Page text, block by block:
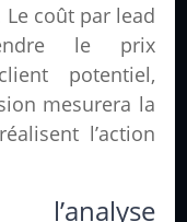
coût par lead
le prix
potentiel,
mesurera la
l’action